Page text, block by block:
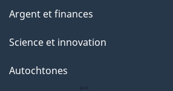
Argent et finances
Science et innovation
Autochtones